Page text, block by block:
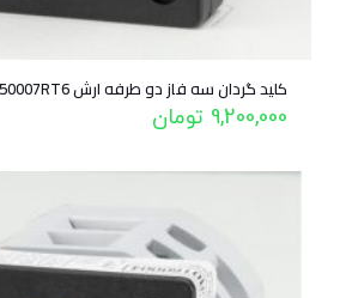
کلید گردان سه فاز دو طرفه ارش ERSCE CR0250007RT6
9,200,000 تومان